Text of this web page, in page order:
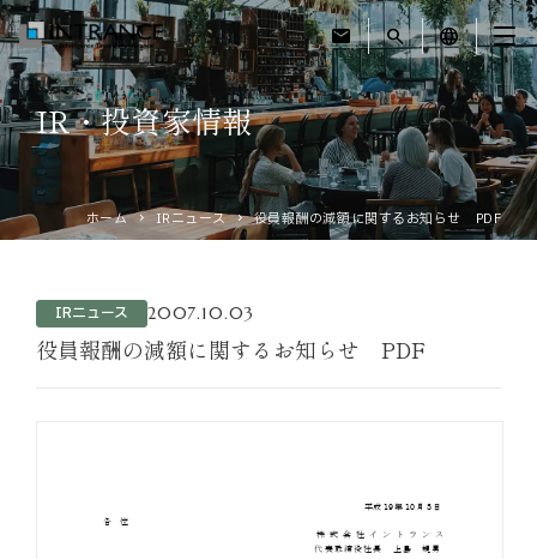
mail search language
トップ
企業情報
運営ホテル
IR・投資家情報
ホーム IRニュース 役員報酬の減額に関するお知らせ PDF
IRニュース 2007.10.03
役員報酬の減額に関するお知らせ PDF